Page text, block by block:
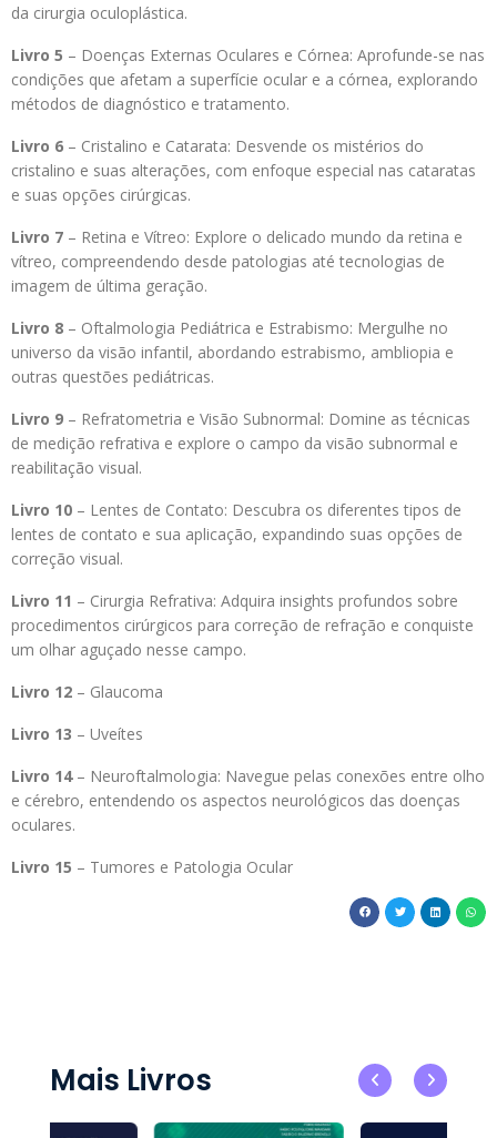
da cirurgia oculoplástica.
Livro 5 – Doenças Externas Oculares e Córnea: Aprofunde-se nas
condições que afetam a superfície ocular e a córnea, explorando
métodos de diagnóstico e tratamento.
Livro 6 – Cristalino e Catarata: Desvende os mistérios do
cristalino e suas alterações, com enfoque especial nas cataratas
e suas opções cirúrgicas.
Livro 7 – Retina e Vítreo: Explore o delicado mundo da retina e
vítreo, compreendendo desde patologias até tecnologias de
imagem de última geração.
Livro 8 – Oftalmologia Pediátrica e Estrabismo: Mergulhe no
universo da visão infantil, abordando estrabismo, ambliopia e
outras questões pediátricas.
Livro 9 – Refratometria e Visão Subnormal: Domine as técnicas
de medição refrativa e explore o campo da visão subnormal e
reabilitação visual.
Livro 10 – Lentes de Contato: Descubra os diferentes tipos de
lentes de contato e sua aplicação, expandindo suas opções de
correção visual.
Livro 11 – Cirurgia Refrativa: Adquira insights profundos sobre
procedimentos cirúrgicos para correção de refração e conquiste
um olhar aguçado nesse campo.
Livro 12 – Glaucoma
Livro 13 – Uveítes
Livro 14– Neuroftalmologia: Navegue pelas conexões entre olho
e cérebro, entendendo os aspectos neurológicos das doenças
oculares.
Livro 15 – Tumores e Patologia Ocular
Mais Livros